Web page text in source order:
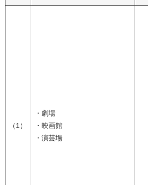
（1）
・劇場
・映画館
・演芸場